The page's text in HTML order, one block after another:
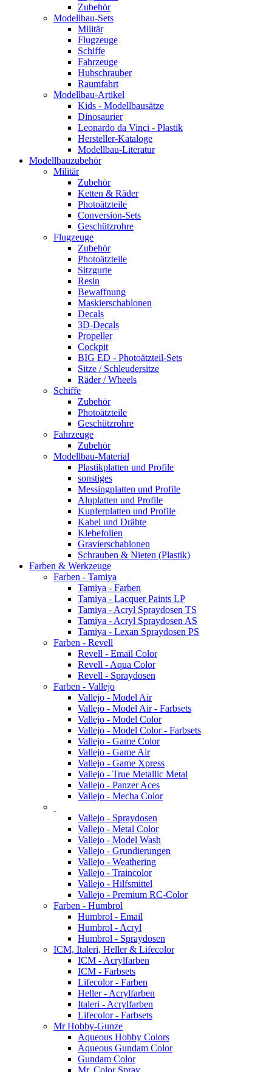
Zubehör
Modellbau-Sets
Militär
Flugzeuge
Schiffe
Fahrzeuge
Hubschrauber
Raumfahrt
Modellbau-Artikel
Kids - Modellbausätze
Dinosaurier
Leonardo da Vinci - Plastik
Hersteller-Kataloge
Modellbau-Literatur
Modellbauzubehör
Militär
Zubehör
Ketten & Räder
Photoätzteile
Conversion-Sets
Geschützrohre
Flugzeuge
Zubehör
Photoätzteile
Sitzgurte
Resin
Bewaffnung
Maskierschablonen
Decals
3D-Decals
Propeller
Cockpit
BIG ED - Photoätzteil-Sets
Sitze / Schleudersitze
Räder / Wheels
Schiffe
Zubehör
Photoätzteile
Geschützrohre
Fahrzeuge
Zubehör
Modellbau-Material
Plastikplatten und Profile
sonstiges
Messingplatten und Profile
Aluplatten und Profile
Kupferplatten und Profile
Kabel und Drähte
Klebefolien
Gravierschablonen
Schrauben & Nieten (Plastik)
Farben & Werkzeuge
Farben - Tamiya
Tamiya - Farben
Tamiya - Lacquer Paints LP
Tamiya - Acryl Spraydosen TS
Tamiya - Acryl Spraydosen AS
Tamiya - Lexan Spraydosen PS
Farben - Revell
Revell - Email Color
Revell - Aqua Color
Revell - Spraydosen
Farben - Vallejo
Vallejo - Model Air
Vallejo - Model Air - Farbsets
Vallejo - Model Color
Vallejo - Model Color - Farbsets
Vallejo - Game Color
Vallejo - Game Air
Vallejo - Game Xpress
Vallejo - True Metallic Metal
Vallejo - Panzer Aces
Vallejo - Mecha Color
Vallejo - Spraydosen
Vallejo - Metal Color
Vallejo - Model Wash
Vallejo - Grundierungen
Vallejo - Weathering
Vallejo - Traincolor
Vallejo - Hilfsmittel
Vallejo - Premium RC-Color
Farben - Humbrol
Humbrol - Email
Humbrol - Acryl
Humbrol - Spraydosen
ICM, Italeri, Heller & Lifecolor
ICM - Acrylfarben
ICM - Farbsets
Lifecolor - Farben
Heller - Acrylfarben
Italeri - Acrylfarben
Lifecolor - Farbsets
Mr Hobby-Gunze
Aqueous Hobby Colors
Aqueous Gundam Color
Gundam Color
Mr. Color Spray